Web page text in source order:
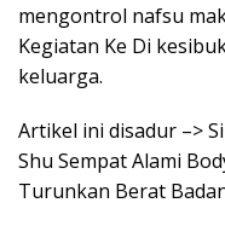
mengontrol nafsu
Kegiatan Ke Di
keluarga.
Artikel ini disadur –>
Shu Sempat Alami
Turunkan Berat